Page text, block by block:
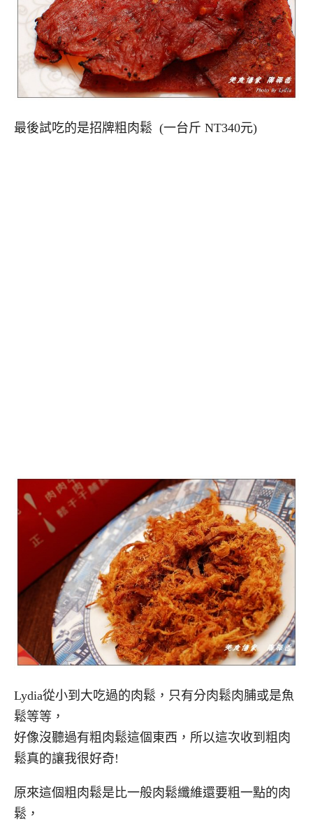
最後試吃的是招牌粗肉鬆 (一台斤 NT340元)
Lydia從小到大吃過的肉鬆，只有分肉鬆肉脯或是魚
鬆等等，
好像沒聽過有粗肉鬆這個東西，所以這次收到粗肉
鬆真的讓我很好奇!
原來這個粗肉鬆是比一般肉鬆纖維還要粗一點的肉
鬆，